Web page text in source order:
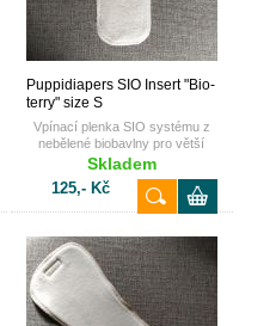
Puppidiapers SIO Insert "Bio-
terry" size S
Vpínací plenka SIO systému z
nebělené biobavlny pro větší
savost
Skladem
125,- Kč